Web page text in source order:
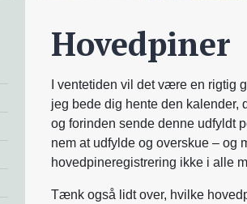
Hovedpiner
I ventetiden vil det være en rigtig
jeg bede dig hente den
og forinden sende denne udfyldt
nem at udfylde og overskue – og
hovedpineregistrering ikke i alle
Tænk også lidt over, hvilke